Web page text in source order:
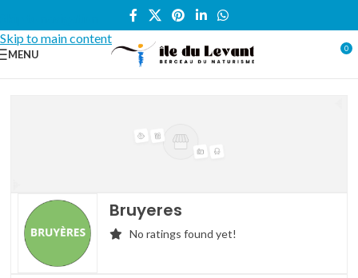
Skip to main content
MENU 0
Bruyeres
No ratings found yet!